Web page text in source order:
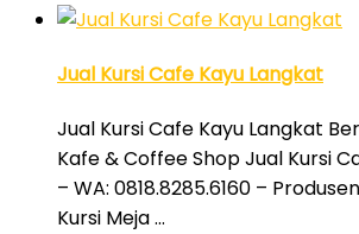
Jual Kursi Cafe Kayu Langkat
Jual Kursi Cafe Kayu Langkat
Kafe & Coffee Shop Jual Kursi
– WA: 0818.8285.6160 –
Kursi Meja …